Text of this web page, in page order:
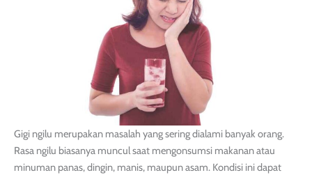
Gigi ngilu merupakan masalah yang sering dialami banyak orang.
Rasa ngilu biasanya muncul saat mengonsumsi makanan atau
minuman panas, dingin, manis, maupun asam. Kondisi ini dapat